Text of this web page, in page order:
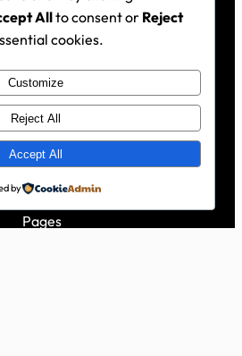
Location
Lomita Blvd,
CA 90101
United States
Pages
Allto consent or Reject
cookies.
Customize
Reject All
Accept All
by